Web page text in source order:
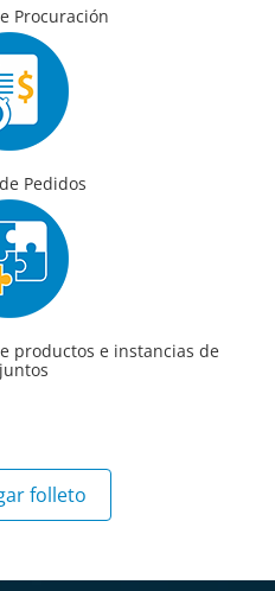
Procuración
Pedidos
productos e instancias de
folleto